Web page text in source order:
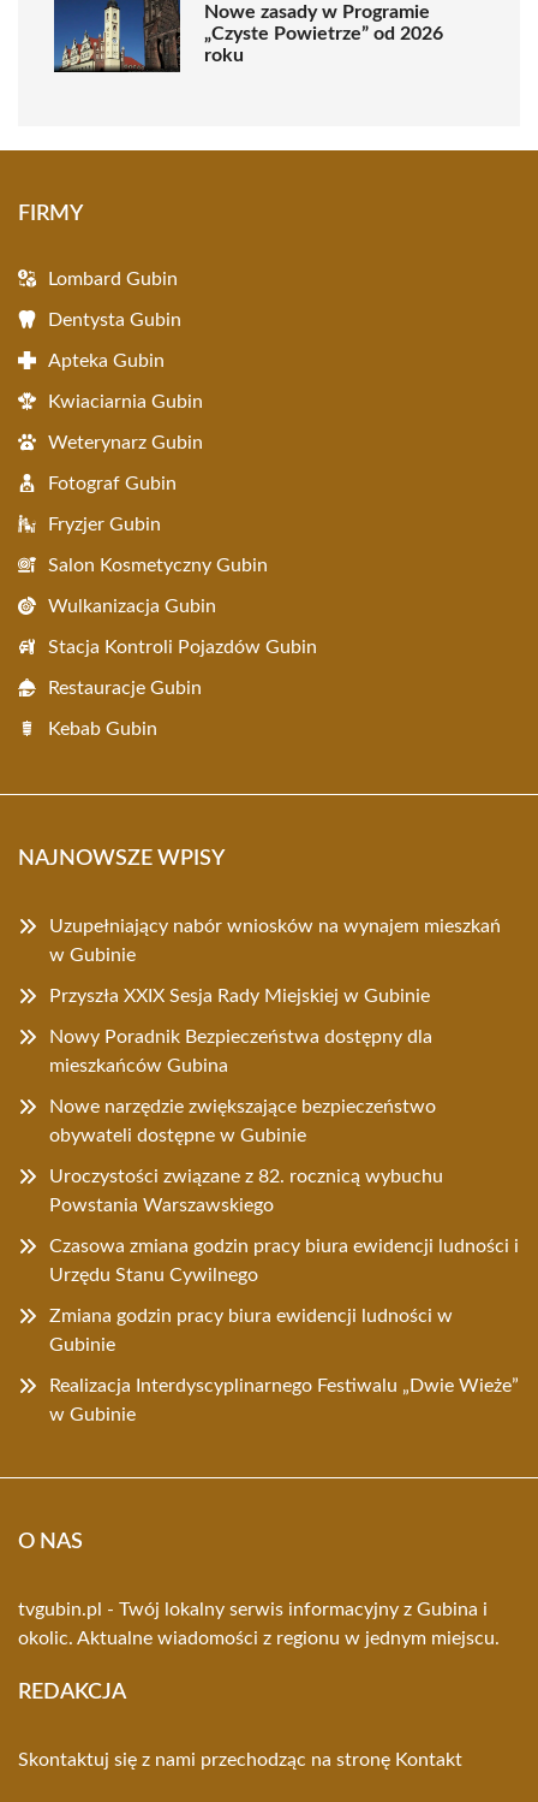
Nowe zasady w Programie
„Czyste Powietrze” od 2026
roku
FIRMY
Lombard Gubin
Dentysta Gubin
Apteka Gubin
Kwiaciarnia Gubin
Weterynarz Gubin
Fotograf Gubin
Fryzjer Gubin
Salon Kosmetyczny Gubin
Wulkanizacja Gubin
Stacja Kontroli Pojazdów Gubin
Restauracje Gubin
Kebab Gubin
NAJNOWSZE WPISY
Uzupełniający nabór wniosków na wynajem mieszkań
w Gubinie
Przyszła XXIX Sesja Rady Miejskiej w Gubinie
Nowy Poradnik Bezpieczeństwa dostępny dla
mieszkańców Gubina
Nowe narzędzie zwiększające bezpieczeństwo
obywateli dostępne w Gubinie
Uroczystości związane z 82. rocznicą wybuchu
Powstania Warszawskiego
Czasowa zmiana godzin pracy biura ewidencji ludności i
Urzędu Stanu Cywilnego
Zmiana godzin pracy biura ewidencji ludności w
Gubinie
Realizacja Interdyscyplinarnego Festiwalu „Dwie Wieże”
w Gubinie
O NAS
tvgubin.pl - Twój lokalny serwis informacyjny z Gubina i
okolic. Aktualne wiadomości z regionu w jednym miejscu.
REDAKCJA
Skontaktuj się z nami przechodząc na stronę Kontakt